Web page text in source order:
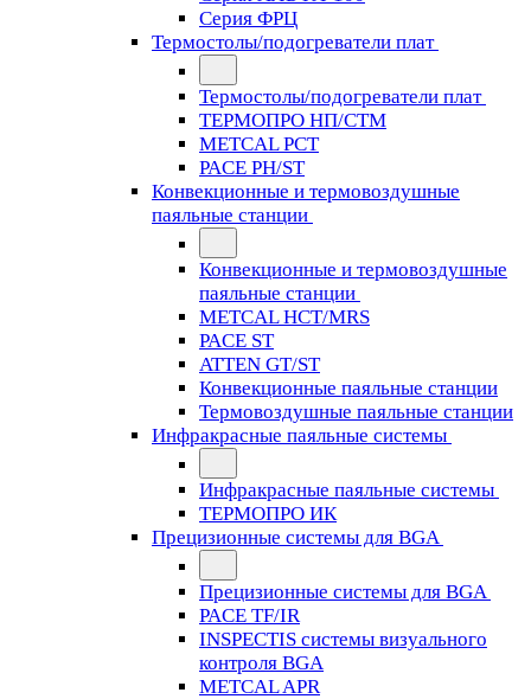
Серия ФРЦ
Термостолы/подогреватели плат
Термостолы/подогреватели плат
ТЕРМОПРО НП/СТМ
METCAL PCT
PACE PH/ST
Конвекционные и термовоздушные
паяльные станции
Конвекционные и термовоздушные
паяльные станции
METCAL HCT/MRS
PACE ST
ATTEN GT/ST
Конвекционные паяльные станции
Термовоздушные паяльные станции
Инфракрасные паяльные системы
Инфракрасные паяльные системы
ТЕРМОПРО ИК
Прецизионные системы для BGA
Прецизионные системы для BGA
PACE TF/IR
INSPECTIS системы визуального
контроля BGA
METCAL APR